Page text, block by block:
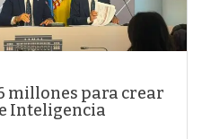
millones para crear
Inteligencia